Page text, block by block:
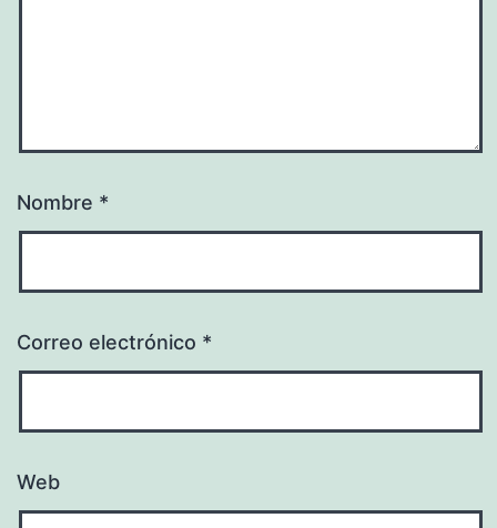
Nombre *
Correo electrónico *
Web